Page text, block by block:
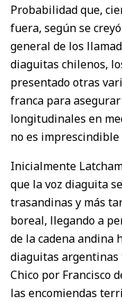
Probabilidad que,
fuera, según se
general de los
diaguitas chilenos,
presentado otras
franca para
longitudinales en
no es imprescindible
Inicialmente
que la voz diaguita
trasandinas y más
boreal, llegando a
de la cadena andina
diaguitas argentinas
Chico por Francisco
las encomiendas